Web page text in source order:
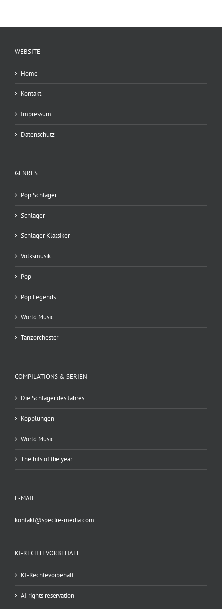
WEBSITE
Home
Kontakt
Impressum
Datenschutz
GENRES
Pop Schlager
Schlager
Schlager Klassiker
Volksmusik
Pop
Pop Legends
World Music
Tanzorchester
COMPILATIONS & SERIEN
Die Schlager des Jahres
Kopplungen
World Music
The hits of the year
E-MAIL
kontakt@spectre-media.com
KI-RECHTEVORBEHALT
KI-Rechtevorbehalt
AI rights reservation